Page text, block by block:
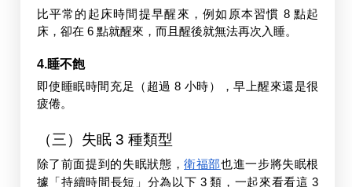
比平常的起床時間提早醒來，例如原本習慣 8 點起
床，卻在 6 點就醒來，而且醒後就無法再次入睡。
4.睡不飽
即使睡眠時間充足（超過 8 小時），早上醒來還是很
疲倦。
（三）失眠 3 種類型
除了前面提到的失眠狀態，衛福部也進一步將失眠根
據「持續時間長短」分為以下 3 類，一起來看看這 3